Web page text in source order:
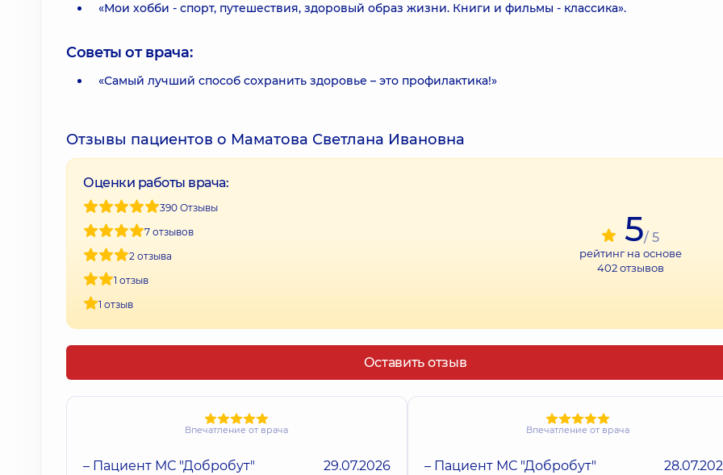
«Мои хобби - спорт, путешествия, здоровый образ жизни. Книги и фильмы - классика».
Советы от врача:
«Самый лучший способ сохранить здоровье – это профилактика!»
Отзывы пациентов о Маматова Светлана Ивановна
Оценки работы врача:
390 Отзывы
7 отзывов
2 отзыва
1 отзыв
1 отзыв
5/ 5
рейтинг на основе
402отзывов
Оставить отзыв
Впечатление от врача
– Пациент МС "Добробут" 29.07.2026
Впечатление от врача
– Пациент МС "Добробут"